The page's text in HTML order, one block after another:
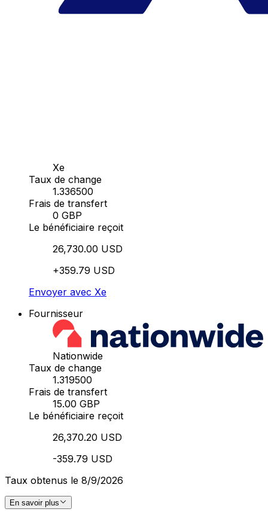
Xe
Taux de change
1.336500
Frais de transfert
0 GBP
Le bénéficiaire reçoit
26,730.00 USD
+359.79 USD
Envoyer avec Xe
Fournisseur
Nationwide
Taux de change
1.319500
Frais de transfert
15.00 GBP
Le bénéficiaire reçoit
26,370.20 USD
-359.79 USD
Taux obtenus le 8/9/2026
En savoir plus